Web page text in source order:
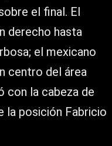
el final. El
derecho hasta
; el mexicano
centro del área
con la cabeza de
la posición Fabricio